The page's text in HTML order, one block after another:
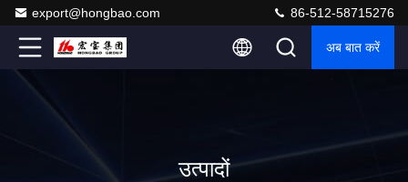
export@hongbao.com 86-512-58715276
अब बात करें
उत्पादों